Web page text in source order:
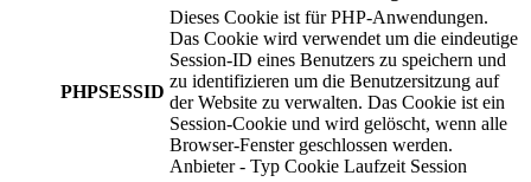
PHPSESSID
Dieses Cookie ist für PHP-Anwendungen.
Das Cookie wird verwendet um die eindeutige
Session-ID eines Benutzers zu speichern und
zu identifizieren um die Benutzersitzung auf
der Website zu verwalten. Das Cookie ist ein
Session-Cookie und wird gelöscht, wenn alle
Browser-Fenster geschlossen werden.
Anbieter - Typ Cookie Laufzeit Session